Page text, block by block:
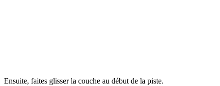
Ensuite, faites glisser la couche au début de la piste.